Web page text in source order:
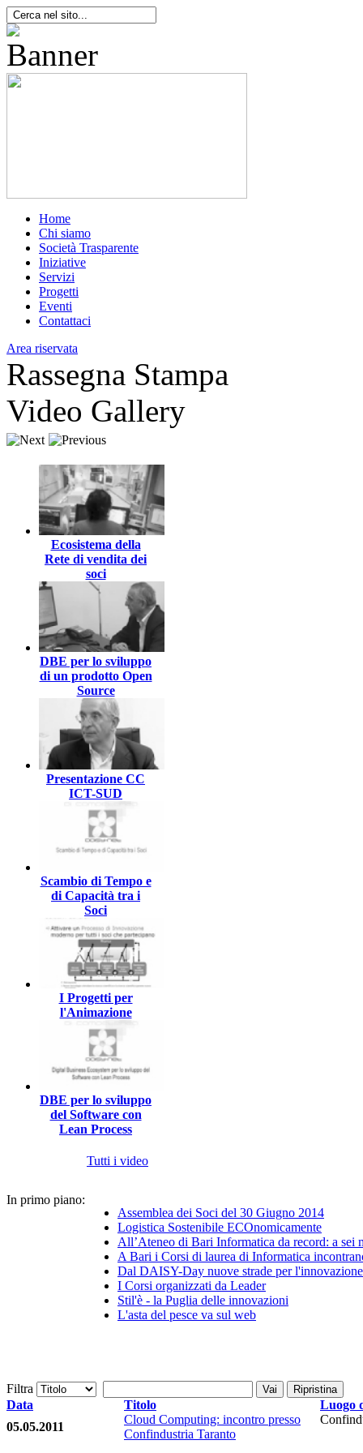
Home
Chi siamo
Società Trasparente
Iniziative
Servizi
Progetti
Eventi
Contattaci
Area riservata
Rassegna Stampa
Video Gallery
Ecosistema della
Rete di vendita dei
soci
DBE per lo sviluppo
di un prodotto Open
Source
Presentazione CC
ICT-SUD
Scambio di Tempo e
di Capacità tra i
Soci
I Progetti per
l'Animazione
DBE per lo sviluppo
del Software con
Lean Process
Tutti i video
In primo piano:
Assemblea dei Soci del 30 Giugno 2014
Logistica Sostenibile ECOnomicamente
All’Ateneo di Bari Informatica da record: a sei
A Bari i Corsi di laurea di Informatica
Dal DAISY-Day nuove strade per
I Corsi organizzati da Leader
Stil'è - la Puglia delle innovazioni
L'asta del pesce va sul web
Filtra Vai Ripristina
Data Titolo
Luogo
05.05.2011
Cloud Computing: incontro presso
Confindustria Taranto